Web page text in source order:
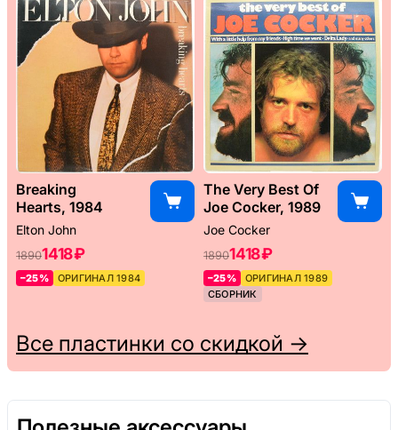
Breaking
Hearts, 1984
Elton John
18901418 ₽
–25% ОРИГИНАЛ 1984
The Very Best Of
Joe Cocker, 1989
Joe Cocker
18901418 ₽
–25%
ОРИГИНАЛ 1989
СБОРНИК
Все пластинки со скидкой →